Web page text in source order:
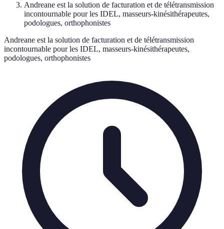
Andreane est la solution de facturation et de télétransmission
incontournable pour les IDEL, masseurs-kinésithérapeutes,
podologues, orthophonistes
Andreane est la solution de facturation et de télétransmission
incontournable pour les IDEL, masseurs-kinésithérapeutes,
podologues, orthophonistes